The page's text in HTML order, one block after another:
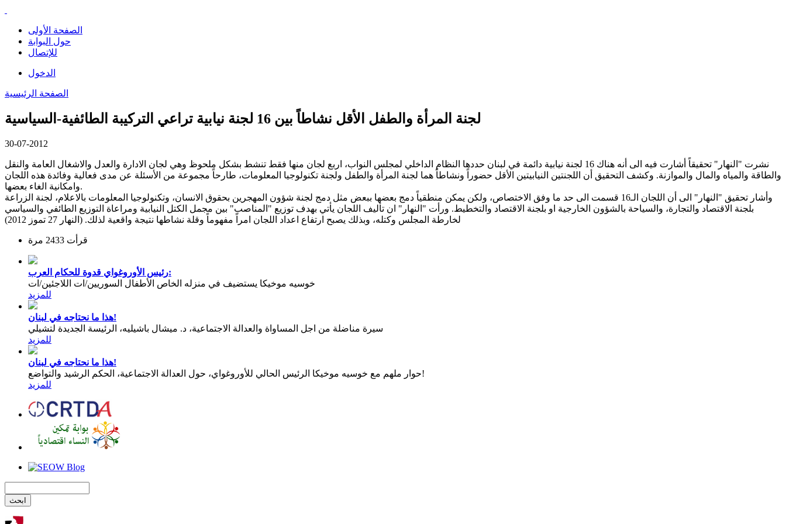
الصفحة الأولى
حول البوابة
للإتصال
الدخول
الصفحة الرئيسية
لجنة المرأة والطفل الأقل نشاطاً بين 16 لجنة نيابية تراعي التركيبة الطائفية-السياسية
30-07-2012
نشرت "النهار" تحقيقاً أشارت فيه الى أنه هناك 16 لجنة نيابية دائمة في لبنان حددها النظام الداخلي لمجلس النواب، اربع لجان منها فقط تنشط بشكل ملحوظ وهي لجان الادارة والعدل والاشغال العامة والنقل
والطاقة والمياه والمال والموازنة. وكشف التحقيق أن اللجنتين النيابيتين الأقل حضوراً ونشاطاً هما لجنة المرأة والطفل ولجنة تكنولوجيا المعلومات، طارحاً مجموعة من الأسئلة عن مدى فعالية وفائدة هذه اللجان
وامكانية الغاء بعضها.
وأشار تحقيق "النهار" الى أن اللجان الـ16 قسمت الى حد ما وفق الاختصاص، ولكن يمكن منطقياً دمج بعضها ببعض مثل دمج لجنة شؤون المهجرين بحقوق الانسان، وتكنولوجيا المعلومات بالاعلام، لجنة الزراعة
بلجنة الاقتصاد والتجارة، والسياحة بالشؤون الخارجية او بلجنة الاقتصاد والتخطيط. ورأت "النهار" ان تأليف اللجان يأتي بهدف توزيع "المناصب" بين مجمل الكتل النيابية ومراعاة التوزيع الطائفي والسياسي
لخارطة المجلس وكتله، وبذلك يصبح ارتفاع اعداد اللجان امراً مفهوماً وقلة نشاطها نتيجة واقعية لذلك. (النهار 27 تموز 2012)
قرأت 2433 مرة
رئيس الأوروغواي قدوة للحكام العرب:
خوسيه موخيكا يستضيف في منزله الخاص الأطفال السوريين/ات اللاجئين/ات
للمزيد
هذا ما نحتاجه في لبنان!
سيرة مناضلة من اجل المساواة والعدالة الاجتماعية، د. ميشال باشيليه، الرئيسة الجديدة لتشيلي
للمزيد
هذا ما نحتاجه في لبنان!
حوار ملهم مع خوسيه موخيكا الرئيس الحالي للأوروغواي، حول العدالة الاجتماعية، الحكم الرشيد والتواضع!
للمزيد